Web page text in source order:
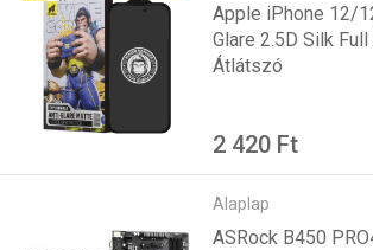
Apple iPhone 12/
Glare 2.5D Silk
Átlátszó
2 420 Ft
Alaplap
ASRock B450